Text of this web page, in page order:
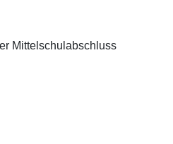
Mittelschulabschluss